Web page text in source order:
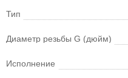
Тип
Диаметр резьбы G (дюйм)
Исполнение